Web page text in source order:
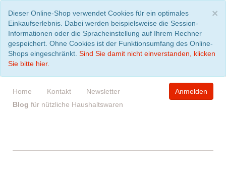
×
Dieser Online-Shop verwendet Cookies für ein optimales
Einkaufserlebnis. Dabei werden beispielsweise die Session-
Informationen oder die Spracheinstellung auf Ihrem Rechner
gespeichert. Ohne Cookies ist der Funktionsumfang des Online-
Shops eingeschränkt. Sind Sie damit nicht einverstanden, klicken
Sie bitte hier.
Home Kontakt
Newsletter
Blog für nützliche Haushaltswaren
Anmelden